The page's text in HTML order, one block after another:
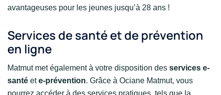
avantageuses pour les jeunes jusqu’à 28 ans !
Services de santé et de prévention
en ligne
Matmut met également à votre disposition des services e-
santé ete-prévention. Grâce à Ociane Matmut, vous
pourrez accéder à des services pratiques, tels que la